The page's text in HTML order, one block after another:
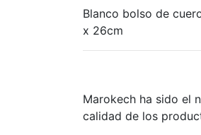
Blanco bolso de
x 26cm
Marokech ha sido el
calidad de los